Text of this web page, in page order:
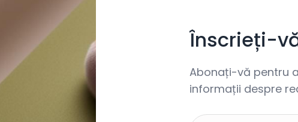
Înscrieți-
Abonați-vă pentru
informații despre